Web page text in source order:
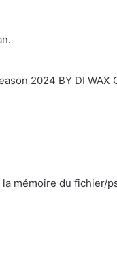
2024 BY DI WAX
mémoire du fichier/